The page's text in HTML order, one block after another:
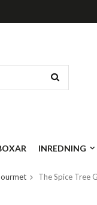
INREDNING
The Spice Tree